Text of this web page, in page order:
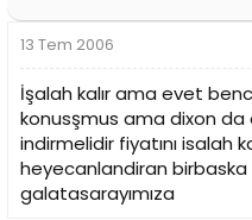
13 Tem 2006
İşalah kalır ama evet
konusşmus ama dixon
indirmelidir fiyatını isalah
heyecanlandiran
galatasarayımıza